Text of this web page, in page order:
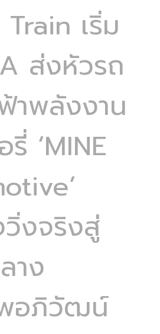
เริ่ม
ส่งหัวรถ
าพลังงาน
‘MINE
งจริงสู่
าง
อภิวัฒน์